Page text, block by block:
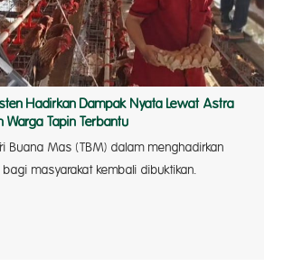
Hadirkan Dampak Nyata Lewat Astra
Warga Tapin Terbantu
Buana Mas (TBM) dalam menghadirkan
masyarakat kembali dibuktikan.